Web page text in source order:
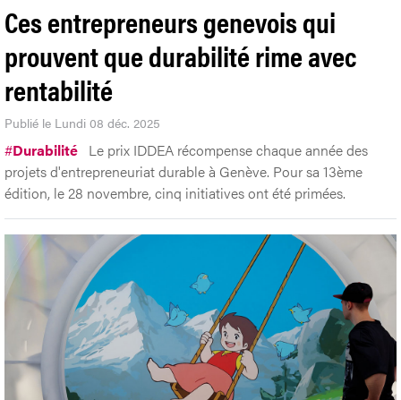
Ces entrepreneurs genevois qui
prouvent que durabilité rime avec
rentabilité
Publié le Lundi 08 déc. 2025
#Durabilité Le prix IDDEA récompense chaque année des
projets d'entrepreneuriat durable à Genève. Pour sa 13ème
édition, le 28 novembre, cinq initiatives ont été primées.